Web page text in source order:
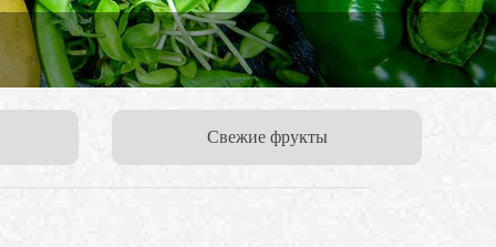
Cвежие фрукты